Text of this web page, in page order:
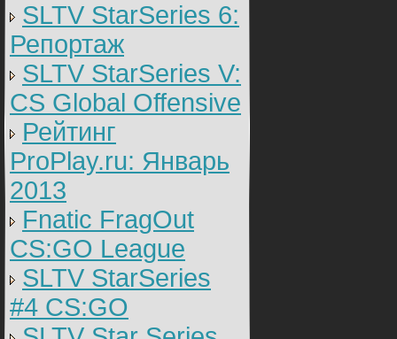
SLTV StarSeries 6:
Репортаж
SLTV StarSeries V:
CS Global Offensive
Рейтинг
ProPlay.ru: Январь
2013
Fnatic FragOut
CS:GO League
SLTV StarSeries
#4 CS:GO